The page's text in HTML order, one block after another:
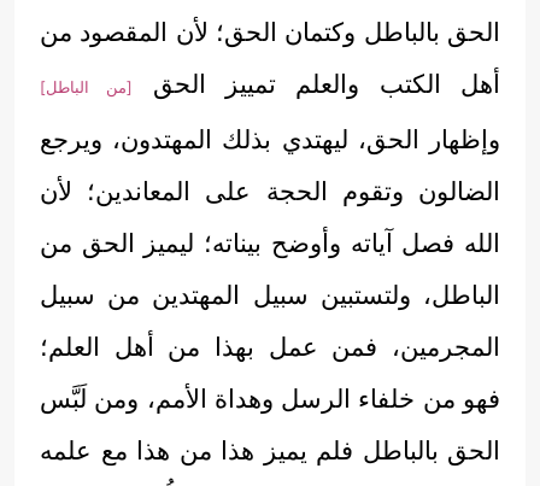
الحق بالباطل وكتمان الحق؛ لأن المقصود من
أهل الكتب والعلم تمييز الحق
[من الباطل]
وإظهار الحق، ليهتدي بذلك المهتدون، ويرجع
الضالون وتقوم الحجة على المعاندين؛ لأن
الله فصل آياته وأوضح بيناته؛ ليميز الحق من
الباطل، ولتستبين سبيل المهتدين من سبيل
المجرمين، فمن عمل بهذا من أهل العلم؛
فهو من خلفاء الرسل وهداة الأمم، ومن لَبَّس
الحق بالباطل فلم يميز هذا من هذا مع علمه